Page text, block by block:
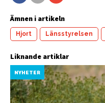
Ämnen i artikeln
Hjort Länsstyrelsen
Liknande artiklar
NYHETER